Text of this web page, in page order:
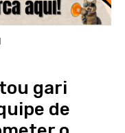
gari
de